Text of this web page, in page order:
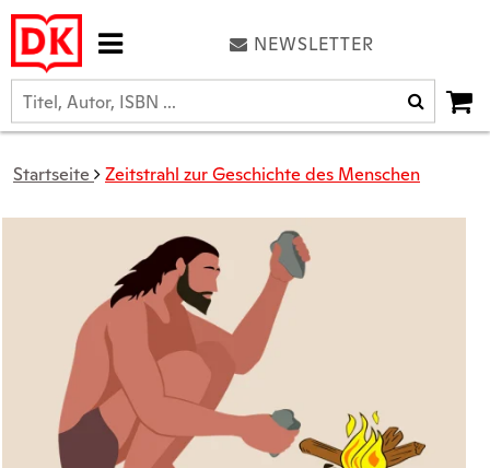
NEWSLETTER
Startseite Zeitstrahl zur Geschichte des Menschen